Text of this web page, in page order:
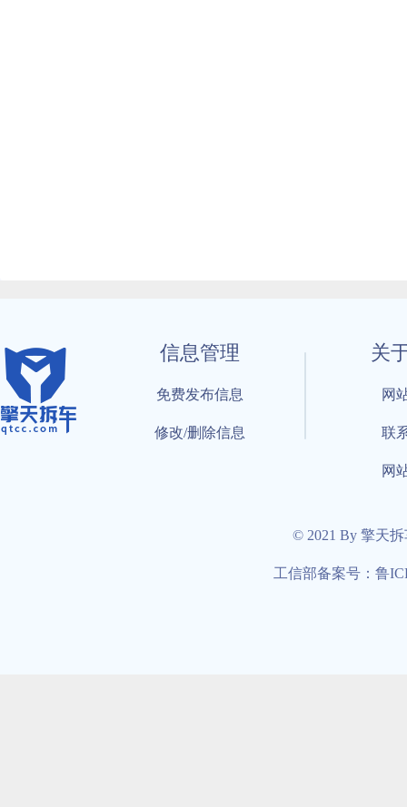
信息管理
免费发布信息
修改/删除信息
关
网
联
网
© 2021 By 擎天
工信部备案号：鲁